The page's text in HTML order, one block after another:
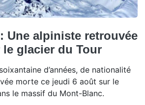
Une alpiniste retrouvée
glacier du Tour
d’années, de nationalité
morte ce jeudi 6 août sur le
le massif du Mont-Blanc.